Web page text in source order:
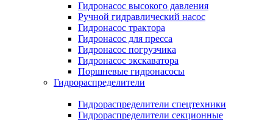
Гидронасос высокого давления
Ручной гидравлический насос
Гидронасос трактора
Гидронасос для пресса
Гидронасос погрузчика
Гидронасос экскаватора
Поршневые гидронасосы
Гидрораспределители
Гидрораспределители спецтехники
Гидрораспределители секционные